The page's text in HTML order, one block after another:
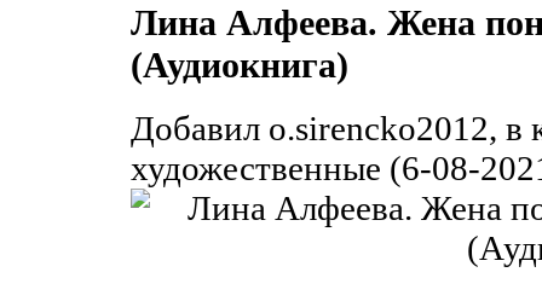
Лина Алфеева. Жена
(Аудиокнига)
Добавил o.sirencko2012, в
художественные (6-08-